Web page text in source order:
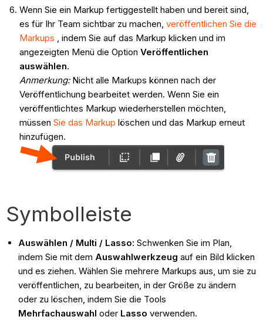
Wenn Sie ein Markup fertiggestellt haben und bereit sind,
es für Ihr Team sichtbar zu machen, veröffentlichen Sie die
Markups , indem Sie auf das Markup klicken und im
angezeigten Menü die Option Veröffentlichen
auswählen.
Anmerkung:Nicht alle Markups können nach der
Veröffentlichung bearbeitet werden. Wenn Sie ein
veröffentlichtes Markup wiederherstellen möchten,
müssen Sie das Markup löschen und das Markup erneut
hinzufügen.
Symbolleiste
Auswählen / Multi / Lasso: Schwenken Sie im Plan,
indem Sie mit dem Auswahlwerkzeug auf ein Bild klicken
und es ziehen. Wählen Sie mehrere Markups aus, um sie zu
veröffentlichen, zu bearbeiten, in der Größe zu ändern
oder zu löschen, indem Sie die Tools
Mehrfachauswahl oder Lasso verwenden.